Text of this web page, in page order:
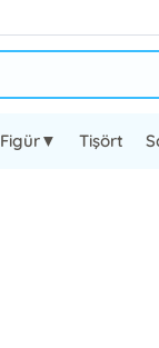
Figür▼ Tişört